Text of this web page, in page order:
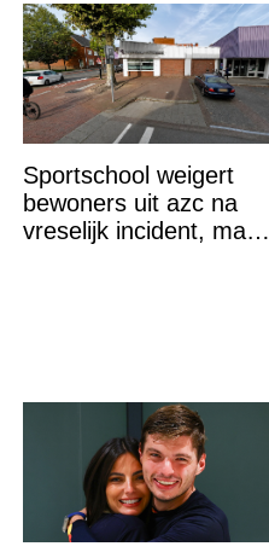
Sportschool weigert
bewoners uit azc na
vreselijk incident, maar